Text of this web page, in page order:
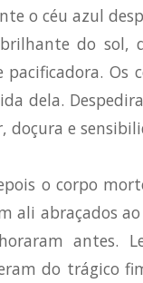
o céu azul
do sol,
pacificadora.
dela.
doçura e
o corpo
ali abraçados
antes.
do trágico